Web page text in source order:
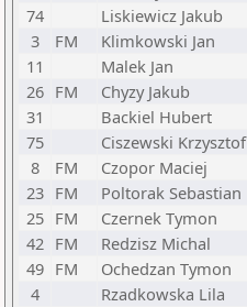
74
Liskiewicz Jakub
3
FM Klimkowski Jan
11
Malek Jan
26 FM Chyzy Jakub
31
Backiel Hubert
75
Ciszewski Krzysztof
8
FM Czopor Maciej
23 FM Poltorak Sebastian
25 FM Czernek Tymon
42 FM Redzisz Michal
49 FM Ochedzan Tymon
4
Rzadkowska Lila